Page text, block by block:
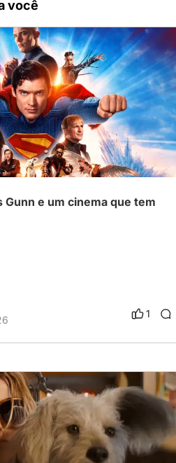
você
Gunn e um cinema que tem
1